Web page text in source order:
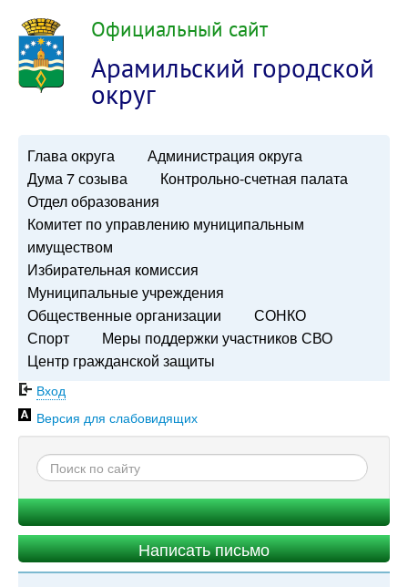
Официальный сайт
Арамильский городской
округ
Глава округа
Администрация округа
Дума 7 созыва
Контрольно-счетная палата
Отдел образования
Комитет по управлению муниципальным
имуществом
Избирательная комиссия
Муниципальные учреждения
Общественные организации
СОНКО
Спорт
Меры поддержки участников СВО
Центр гражданской защиты
Вход
Версия для слабовидящих
Написать письмо